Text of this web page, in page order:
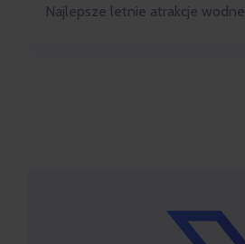
Najlepsze letnie atrakcje wodne